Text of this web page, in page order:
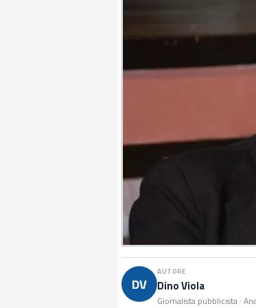
DV
AUTORE
Dino Viola
Giornalista pubblicista ·